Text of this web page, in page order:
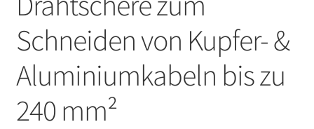
Schneiden von Kupfer- &
Aluminiumkabeln bis zu
240 mm²